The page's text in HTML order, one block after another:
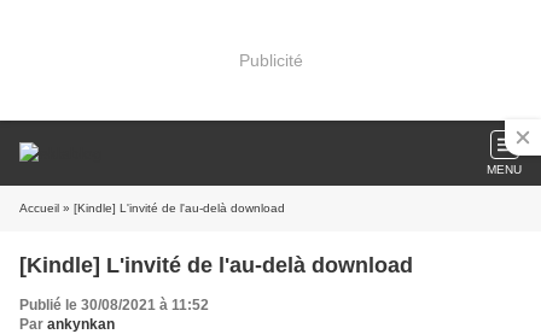
Publicité
MENU
Accueil » [Kindle] L'invité de l'au-delà download
[Kindle] L'invité de l'au-delà download
Publié le 30/08/2021 à 11:52
Par ankynkan